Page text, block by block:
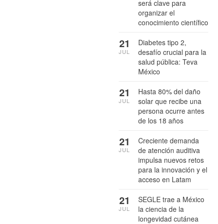
será clave para
organizar el
conocimiento científico
Diabetes tipo 2,
desafío crucial para la
salud pública: Teva
México
21
JUL
Hasta 80% del daño
solar que recibe una
persona ocurre antes
de los 18 años
21
JUL
Creciente demanda
de atención auditiva
impulsa nuevos retos
para la innovación y el
acceso en Latam
21
JUL
SEGLE trae a México
la ciencia de la
longevidad cutánea
21
JUL